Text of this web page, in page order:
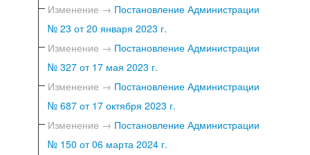
Изменение → Постановление Администрации
№ 23 от 20 января 2023 г.
Изменение → Постановление Администрации
№ 327 от 17 мая 2023 г.
Изменение → Постановление Администрации
№ 687 от 17 октября 2023 г.
Изменение → Постановление Администрации
№ 150 от 06 марта 2024 г.